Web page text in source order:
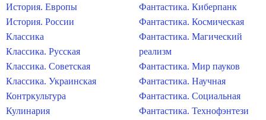
История. Европы
История. России
Классика
Классика. Русская
Классика. Советская
Классика. Украинская
Контркультура
Кулинария
Фантастика. Киберпанк
Фантастика. Космическая
Фантастика. Магический
реализм
Фантастика. Мир пауков
Фантастика. Научная
Фантастика. Социальная
Фантастика. Технофэнтези